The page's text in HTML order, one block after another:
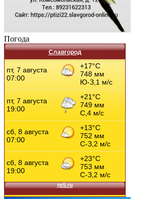
Погода
Славгород